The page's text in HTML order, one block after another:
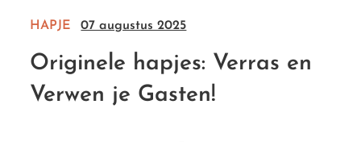
HAPJE 07 augustus 2025
Originele hapjes: Verras en
Verwen je Gasten!